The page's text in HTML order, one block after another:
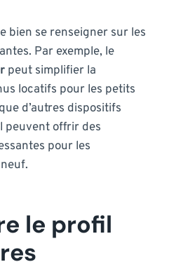
bien se renseigner sur les
Par exemple, le
peut simplifier la
locatifs pour les petits
d’autres dispositifs
peuvent offrir des
pour les
le profil